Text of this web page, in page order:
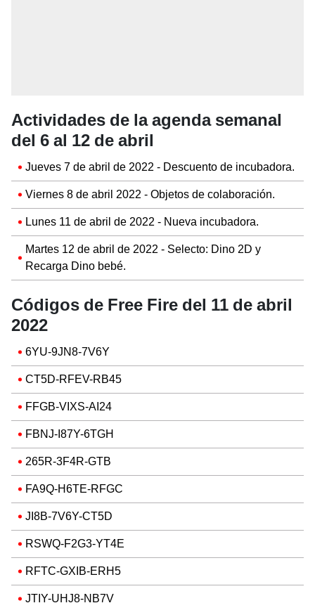
Actividades de la agenda semanal
del 6 al 12 de abril
Jueves 7 de abril de 2022 - Descuento de incubadora.
Viernes 8 de abril 2022 - Objetos de colaboración.
Lunes 11 de abril de 2022 - Nueva incubadora.
Martes 12 de abril de 2022 - Selecto: Dino 2D y
Recarga Dino bebé.
Códigos de Free Fire del 11 de abril
2022
6YU-9JN8-7V6Y
CT5D-RFEV-RB45
FFGB-VIXS-AI24
FBNJ-I87Y-6TGH
265R-3F4R-GTB
FA9Q-H6TE-RFGC
JI8B-7V6Y-CT5D
RSWQ-F2G3-YT4E
RFTC-GXIB-ERH5
JTIY-UHJ8-NB7V